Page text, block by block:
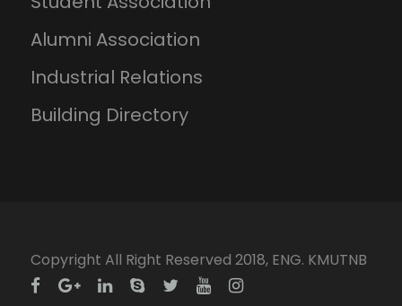
Alumni Association
Industrial Relations
Building Directory
Copyright All Right Reserved 2018, ENG. KMUTNB